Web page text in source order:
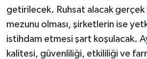
getirilecek. Ruhsat alacak gerçek
mezunu olması, şirketlerin ise
istihdam etmesi şart koşulacak.
kalitesi, güvenliliği, etkililiği ve